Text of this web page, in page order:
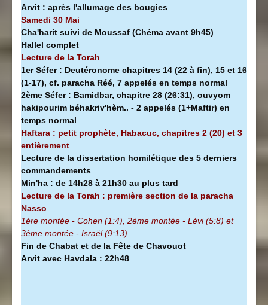
Arvit : après l'allumage des bougies
Samedi 30 Mai
Cha'harit suivi de Moussaf (Chéma avant 9h45)
Hallel complet
Lecture de la Torah
1er Séfer : Deutéronome chapitres 14 (22 à fin), 15 et 16
(1-17), cf. paracha Réé, 7 appelés en temps normal
2ème Séfer : Bamidbar, chapitre 28 (26:31), ouvyom
hakipourim béhakriv'hèm.. - 2 appelés (1+Maftir) en
temps normal
Haftara : petit prophète, Habacuc, chapitres 2 (20) et 3
entièrement
Lecture de la dissertation homilétique des 5 derniers
commandements
Min'ha : de 14h28 à 21h30 au plus tard
Lecture de la Torah : première section de la paracha
Nasso
1ère montée - Cohen (1:4), 2ème montée - Lévi (5:8) et
3ème montée - Israël (9:13)
Fin de Chabat et de la Fête de Chavouot
Arvit avec Havdala : 22h48